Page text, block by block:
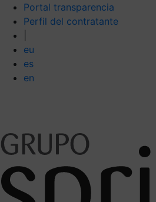
Portal transparencia
Perfil del contratante
eu
es
en